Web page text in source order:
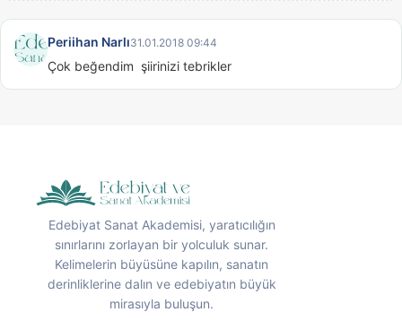
Periihan Narlı31.01.2018 09:44
Çok beğendim  şiirinizi tebrikler
Edebiyat Sanat Akademisi, yaratıcılığın
sınırlarını zorlayan bir yolculuk sunar.
Kelimelerin büyüsüne kapılın, sanatın
derinliklerine dalın ve edebiyatın büyük
mirasıyla buluşun.